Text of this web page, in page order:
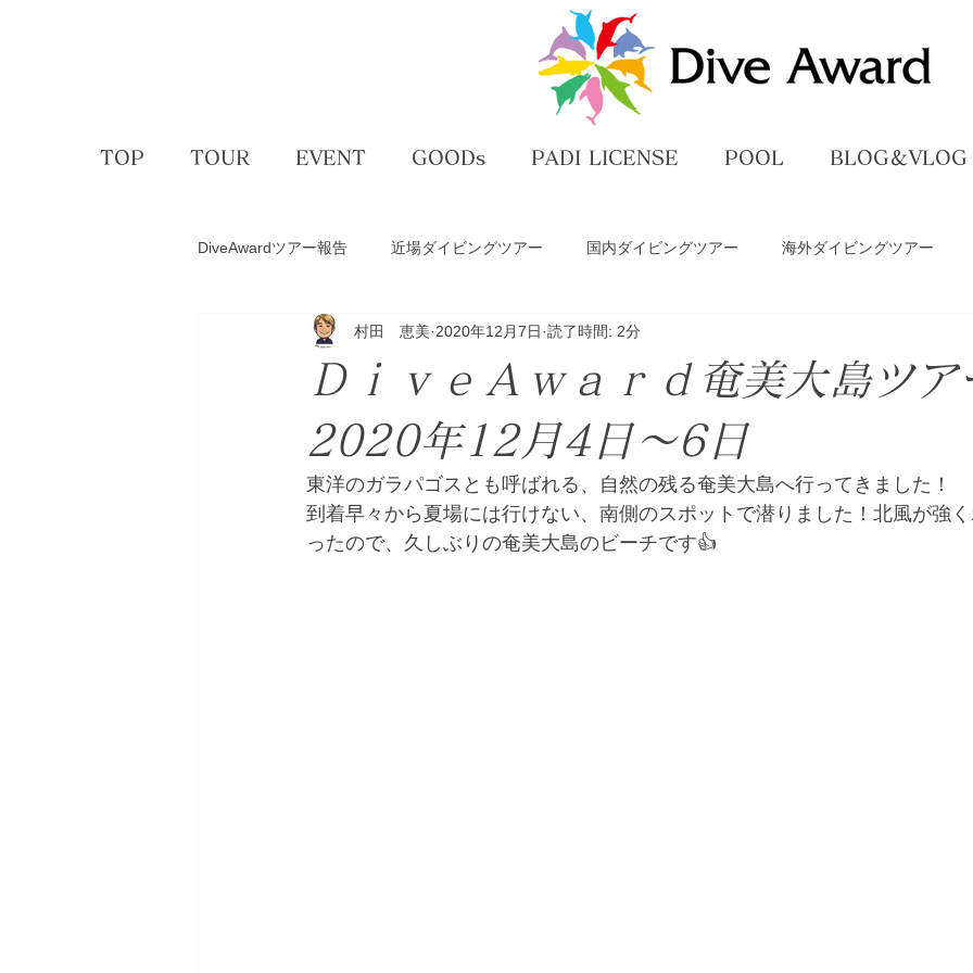
TOP TOUR EVENT GOODs PADI LICENSE POOL BLOG＆VLOG
DiveAwardツアー報告 近場ダイビングツアー 国内ダイビングツアー 海外ダイビングツアー
アクティビティー ゴルフコンペ ダイビングライセンス講習
スキー＆スノボ 体験ダイビング
ＤｉｖｅＡｗａｒｄ奄美大島ツ
2020年12月4日～6日
村田 恵美 2020年12月7日 読了時間: 2分
東洋のガラパゴスとも呼ばれる、自然の残る奄美大島へ行ってきました！
到着早々から夏場には行けない、南側のスポットで潜りました！北風が強
ったので、久しぶりの奄美大島のビーチです👍